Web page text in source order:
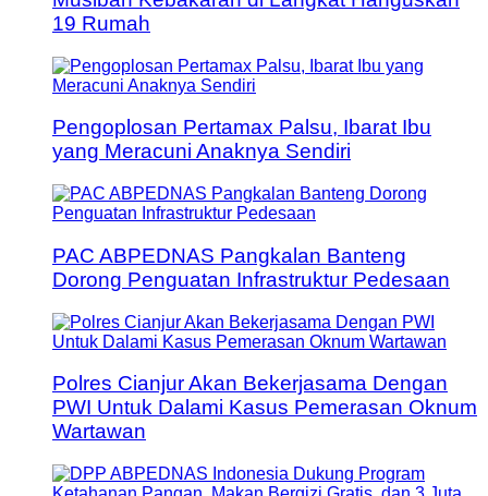
19 Rumah
Pengoplosan Pertamax Palsu, Ibarat Ibu
yang Meracuni Anaknya Sendiri
PAC ABPEDNAS Pangkalan Banteng
Dorong Penguatan Infrastruktur Pedesaan
Polres Cianjur Akan Bekerjasama Dengan
PWI Untuk Dalami Kasus Pemerasan Oknum
Wartawan